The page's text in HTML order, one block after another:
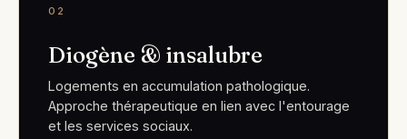
02
Diogène & insalubre
Logements en accumulation pathologique.
Approche thérapeutique en lien avec l'entourage
et les services sociaux.